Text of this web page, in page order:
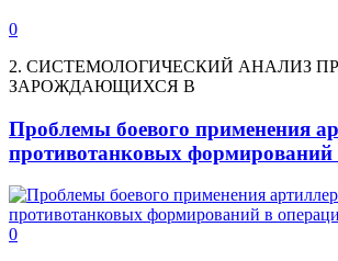
0
2. СИСТЕМОЛОГИЧЕСКИЙ АНАЛИЗ
ЗАРОЖДАЮЩИХСЯ В
Проблемы боевого применения
противотанковых формирований
0